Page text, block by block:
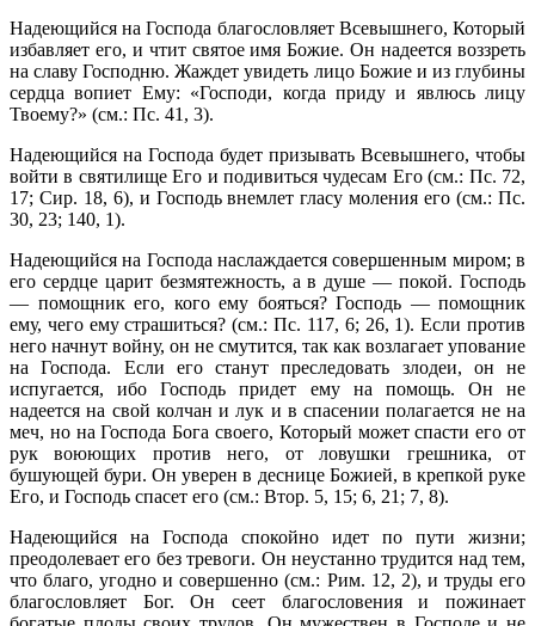
Надеющийся на Господа благословляет Всевышнего, Который
избавляет его, и чтит святое имя Божие. Он надеется воззреть
на славу Господню. Жаждет увидеть лицо Божие и из глубины
сердца вопиет Ему: «Господи, когда приду и явлюсь лицу
Твоему?» (см.: Пс. 41, 3).
Надеющийся на Господа будет призывать Всевышнего, чтобы
войти в святилище Его и подивиться чудесам Его (см.: Пс. 72,
17; Сир. 18, 6), и Господь внемлет гласу моления его (см.: Пс.
30, 23; 140, 1).
Надеющийся на Господа наслаждается совершенным миром; в
его сердце царит безмятежность, а в душе — покой. Господь
— помощник его, кого ему бояться? Господь — помощник
ему, чего ему страшиться? (см.: Пс. 117, 6; 26, 1). Если против
него начнут войну, он не смутится, так как возлагает упование
на Господа. Если его станут преследовать злодеи, он не
испугается, ибо Господь придет ему на помощь. Он не
надеется на свой колчан и лук и в спасении полагается не на
меч, но на Господа Бога своего, Который может спасти его от
рук воюющих против него, от ловушки грешника, от
бушующей бури. Он уверен в деснице Божией, в крепкой руке
Его, и Господь спасет его (см.: Втор. 5, 15; 6, 21; 7, 8).
Надеющийся на Господа спокойно идет по пути жизни;
преодолевает его без тревоги. Он неустанно трудится над тем,
что благо, угодно и совершенно (см.: Рим. 12, 2), и труды его
благословляет Бог. Он сеет благословения и пожинает